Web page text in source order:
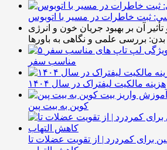
ثبت خاطرات در مسیر با اتوبوس
تأثیر آن بر بهبود جریان خون و انرژی
بدن: بررسی علمی و نگاهی به باورها
مناسب سفر
هزینه مالکیت لیفتراک در سال ۱۴۰۴
کوین به بیت پین
برای کمردرد | از تقویت عضلات تا